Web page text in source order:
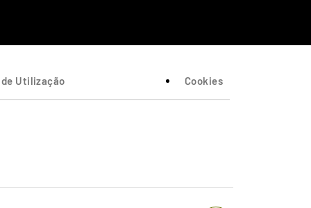
Utilização Cookies